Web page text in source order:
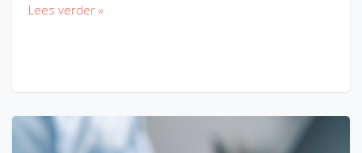
Lees verder »